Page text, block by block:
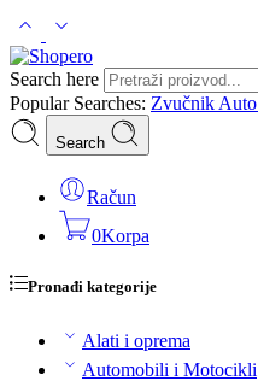
Search here
Popular Searches: Zvučnik Auto
Search
Račun
0Korpa
Pronađi kategorije
Alati i oprema
Automobili i Motocikli